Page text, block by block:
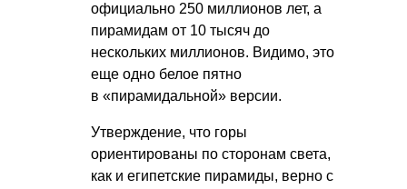
официально 250 миллионов лет, а
пирамидам от 10 тысяч до
нескольких миллионов. Видимо, это
еще одно белое пятно
в «пирамидальной» версии.
Утверждение, что горы
ориентированы по сторонам света,
как и египетские пирамиды, верно с